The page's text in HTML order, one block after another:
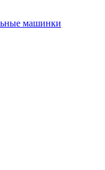
машинки